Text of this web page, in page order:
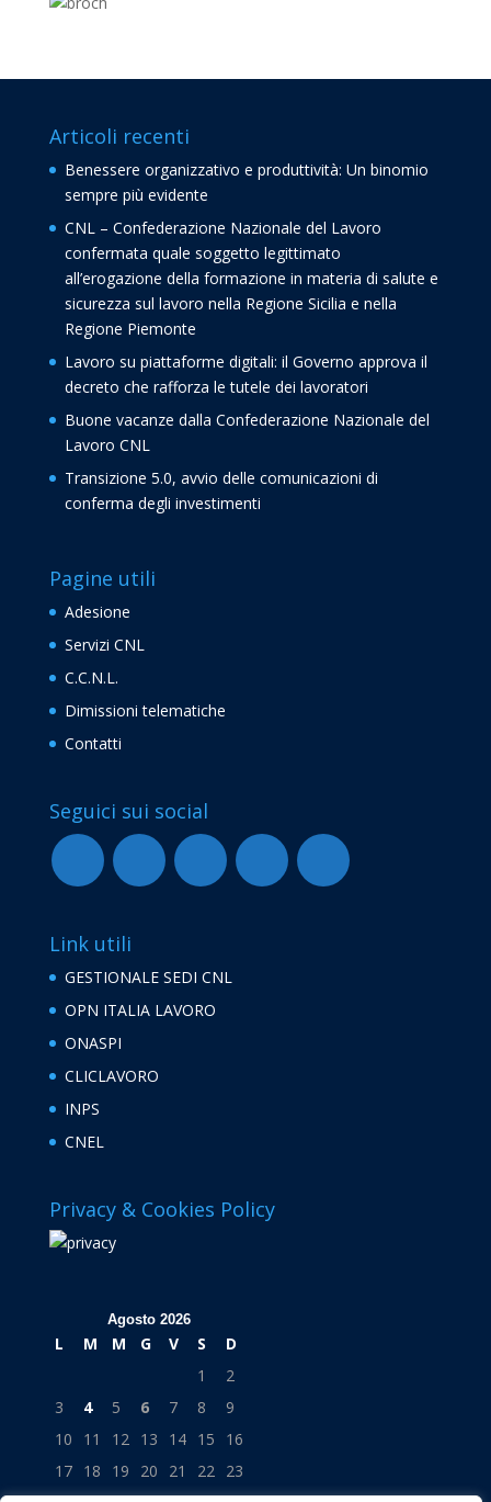
Articoli recenti
Benessere organizzativo e produttività: Un binomio
sempre più evidente
CNL – Confederazione Nazionale del Lavoro
confermata quale soggetto legittimato
all’erogazione della formazione in materia di salute e
sicurezza sul lavoro nella Regione Sicilia e nella
Regione Piemonte
Lavoro su piattaforme digitali: il Governo approva il
decreto che rafforza le tutele dei lavoratori
Buone vacanze dalla Confederazione Nazionale del
Lavoro CNL
Transizione 5.0, avvio delle comunicazioni di
conferma degli investimenti
Pagine utili
Adesione
Servizi CNL
C.C.N.L.
Dimissioni telematiche
Contatti
Seguici sui social
Link utili
GESTIONALE SEDI CNL
OPN ITALIA LAVORO
ONASPI
CLICLAVORO
INPS
CNEL
Privacy & Cookies Policy
Agosto 2026
L M M G V S
D
1
2
3
4 5 6 7 8
9
10
11 12 13 14 15
16
17 18 19 20 21 22 23